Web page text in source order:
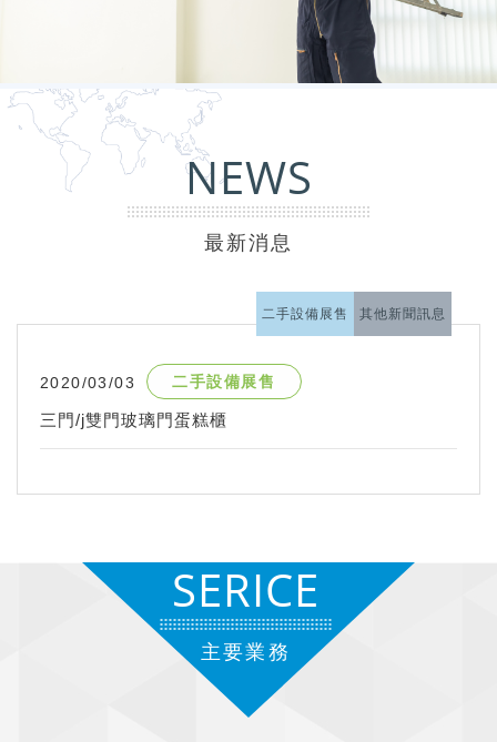
NEWS
最新消息
二手設備展售 其他新聞訊息
2020/03/03 二手設備展售
三門/j雙門玻璃門蛋糕櫃
SERICE
主要業務